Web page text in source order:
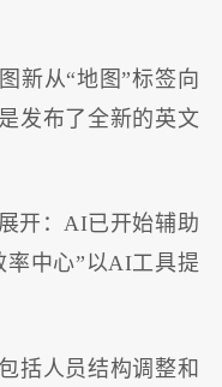
新从“地图”标签向
发布了全新的英文
开：AI已开始辅助
率中心”以AI工具提
括人员结构调整和